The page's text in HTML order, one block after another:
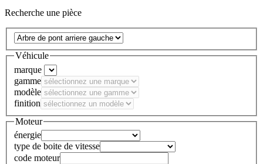
Recherche une pièce
Véhicule
marque
gamme
modèle
finition
Moteur
énergie
type de boite de vitesse
code moteur